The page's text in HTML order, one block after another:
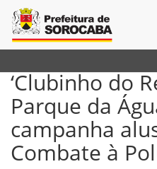
‘Clubinho do
Parque da
campanha
Combate à